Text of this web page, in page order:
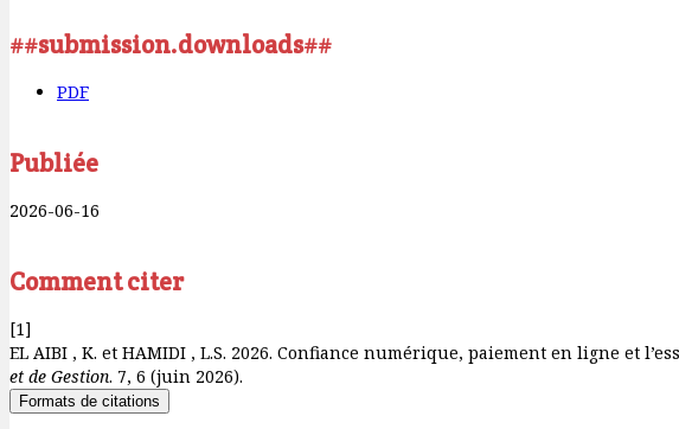
##submission.downloads##
PDF
Publiée
2026-06-16
Comment citer
[1]
EL AIBI , K. et HAMIDI , L.S. 2026. Confiance numérique, paiement en ligne et
et de Gestion. 7, 6 (juin 2026).
Formats de citations